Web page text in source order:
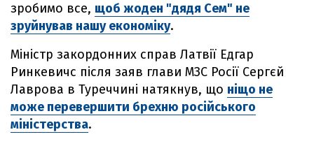
зробимо все, щоб жоден "дядя Сем" не
зруйнував нашу економіку.
Міністр закордонних справ Латвії Едгар
Ринкевичс після заяв глави МЗС Росії Сергєй
Лаврова в Туреччині натякнув, що ніщо не
може перевершити брехню російського
міністерства.